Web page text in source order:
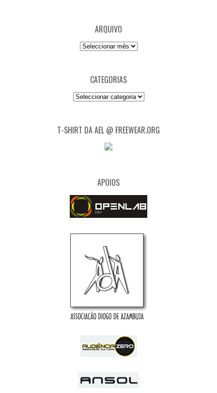
ARQUIVO
Arquivo
CATEGORIAS
Categorias
T-SHIRT DA AEL @ FREEWEAR.ORG
APOIOS